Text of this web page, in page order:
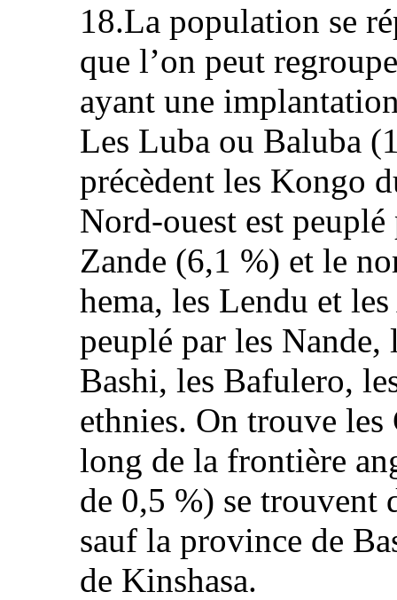
18.La population se
que l’on peut
ayant une
Les Luba ou Baluba
précèdent les Kongo
Nord-ouest est
Zande (6,1 %) et le
hema, les Lendu et
peuplé par les Nande,
Bashi, les Bafulero,
ethnies. On trouve
long de la frontière
de 0,5 %) se trouvent
sauf la province de
de Kinshasa.